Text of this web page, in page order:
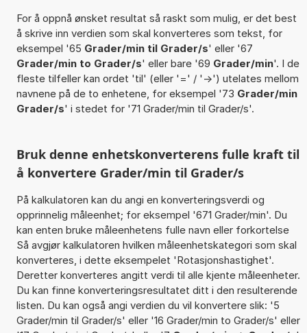
For å oppnå ønsket resultat så raskt som mulig, er det best
å skrive inn verdien som skal konverteres som tekst, for
eksempel '65 Grader/min til Grader/s' eller '67
Grader/min to Grader/s' eller bare '69 Grader/min'. I de
fleste tilfeller kan ordet 'til' (eller '=' / '->') utelates mellom
navnene på de to enhetene, for eksempel '73 Grader/min
Grader/s' i stedet for '71 Grader/min til Grader/s'.
Bruk denne enhetskonverterens fulle kraft til
å konvertere Grader/min til Grader/s
På kalkulatoren kan du angi en konverteringsverdi og
opprinnelig måleenhet; for eksempel '671 Grader/min'. Du
kan enten bruke måleenhetens fulle navn eller forkortelse
Så avgjør kalkulatoren hvilken måleenhetskategori som skal
konverteres, i dette eksempelet 'Rotasjonshastighet'.
Deretter konverteres angitt verdi til alle kjente måleenheter.
Du kan finne konverteringsresultatet ditt i den resulterende
listen. Du kan også angi verdien du vil konvertere slik: '5
Grader/min til Grader/s' eller '16 Grader/min to Grader/s' eller